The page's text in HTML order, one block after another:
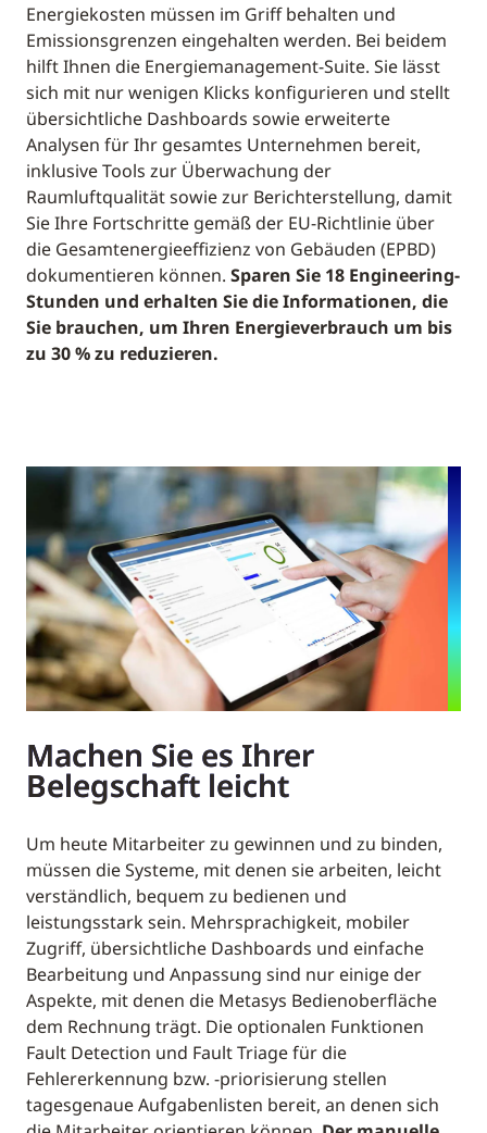
Energiekosten müssen im Griff behalten und
Emissionsgrenzen eingehalten werden. Bei beidem
hilft Ihnen die Energiemanagement-Suite. Sie lässt
sich mit nur wenigen Klicks konfigurieren und stellt
übersichtliche Dashboards sowie erweiterte
Analysen für Ihr gesamtes Unternehmen bereit,
inklusive Tools zur Überwachung der
Raumluftqualität sowie zur Berichterstellung, damit
Sie Ihre Fortschritte gemäß der EU-Richtlinie über
die Gesamtenergieeffizienz von Gebäuden (EPBD)
dokumentieren können. Sparen Sie 18 Engineering-
Stunden und erhalten Sie die Informationen, die
Sie brauchen, um Ihren Energieverbrauch um bis
zu 30 % zu reduzieren.
Machen Sie es Ihrer
Belegschaft leicht
Um heute Mitarbeiter zu gewinnen und zu binden,
müssen die Systeme, mit denen sie arbeiten, leicht
verständlich, bequem zu bedienen und
leistungsstark sein. Mehrsprachigkeit, mobiler
Zugriff, übersichtliche Dashboards und einfache
Bearbeitung und Anpassung sind nur einige der
Aspekte, mit denen die Metasys Bedienoberfläche
dem Rechnung trägt. Die optionalen Funktionen
Fault Detection und Fault Triage für die
Fehlererkennung bzw. -priorisierung stellen
tagesgenaue Aufgabenlisten bereit, an denen sich